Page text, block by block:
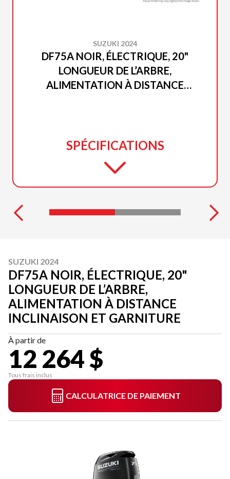
SUZUKI 2024
DF75A NOIR, ÉLECTRIQUE, 20"
LONGUEUR DE L’ARBRE,
ALIMENTATION À DISTANCE
SPÉCIFICATIONS
SUZUKI 2024
DF75A NOIR, ÉLECTRIQUE, 20"
LONGUEUR DE L’ARBRE,
ALIMENTATION À DISTANCE
INCLINAISON ET GARNITURE
À partir de
12 264 $
Tous frais inclus
CALCULATRICE DE PAIEMENT